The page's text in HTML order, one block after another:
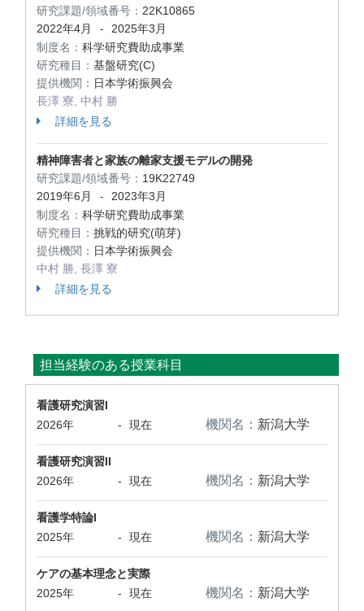
研究課題/領域番号： 22K10865
2022年4月
-
2025年3月
制度名： 科学研究費助成事業
研究種目： 基盤研究(C)
提供機関： 日本学術振興会
長澤 寮, 中村 勝
詳細を見る
精神障害者と家族の離家支援モデルの開発
研究課題/領域番号： 19K22749
2019年6月
-
2023年3月
制度名： 科学研究費助成事業
研究種目： 挑戦的研究(萌芽)
提供機関： 日本学術振興会
中村 勝, 長澤 寮
詳細を見る
担当経験のある授業科目
看護研究演習I
2026年
- 現在 機関名： 新潟大学
看護研究演習II
2026年
- 現在 機関名： 新潟大学
看護学特論I
2025年
- 現在 機関名： 新潟大学
ケアの基本理念と実際
2025年
- 現在 機関名： 新潟大学